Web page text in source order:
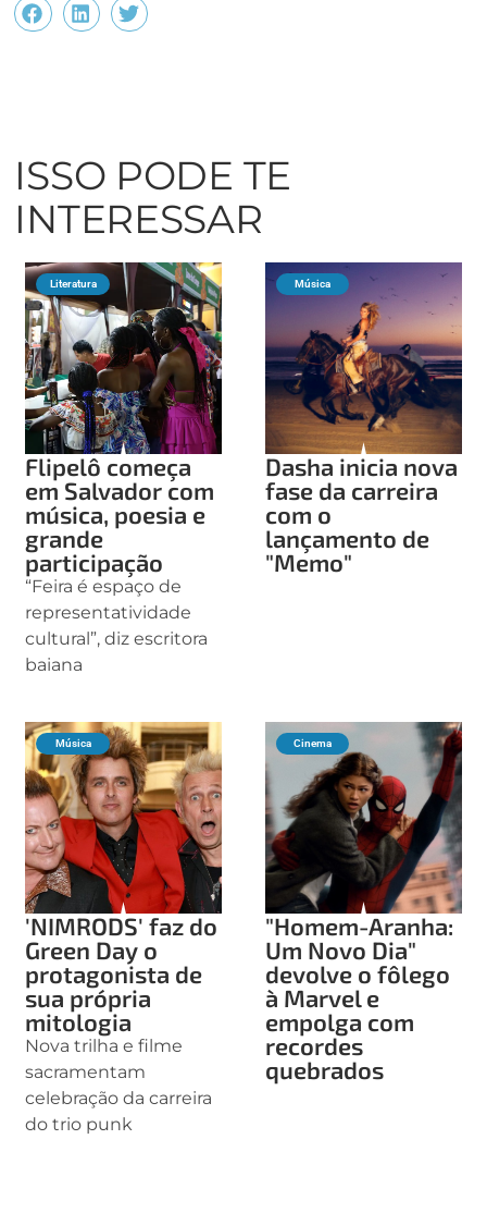
ISSO PODE TE
INTERESSAR
Literatura
Flipelô começa
em Salvador com
música, poesia e
grande
participação
“Feira é espaço de
representatividade
cultural”, diz escritora
baiana
Música
Dasha inicia nova
fase da carreira
com o
lançamento de
"Memo"
Música
'NIMRODS' faz do
Green Day o
protagonista de
sua própria
mitologia
Nova trilha e filme
sacramentam
celebração da carreira
do trio punk
Cinema
"Homem-Aranha:
Um Novo Dia"
devolve o fôlego
à Marvel e
empolga com
recordes
quebrados